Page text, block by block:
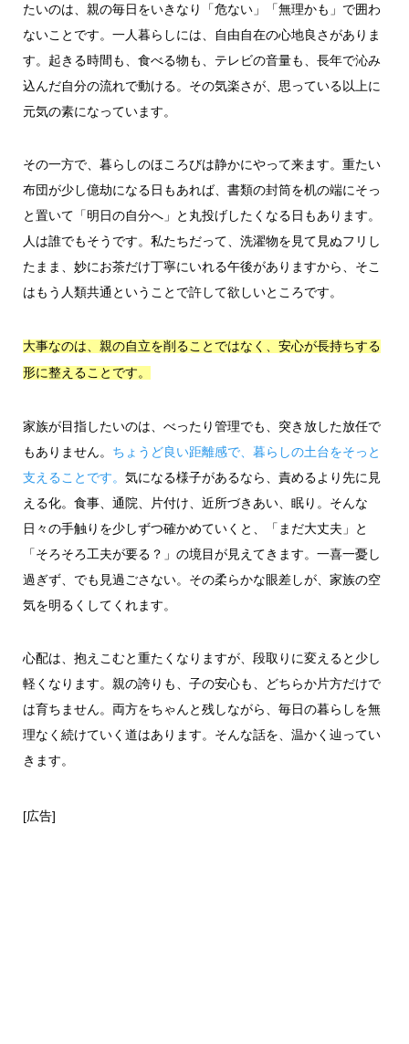
たいのは、親の毎日をいきなり「危ない」「無理かも」で囲わ
ないことです。一人暮らしには、自由自在の心地良さがありま
す。起きる時間も、食べる物も、テレビの音量も、長年で沁み
込んだ自分の流れで動ける。その気楽さが、思っている以上に
元気の素になっています。
その一方で、暮らしのほころびは静かにやって来ます。重たい
布団が少し億劫になる日もあれば、書類の封筒を机の端にそっ
と置いて「明日の自分へ」と丸投げしたくなる日もあります。
人は誰でもそうです。私たちだって、洗濯物を見て見ぬフリし
たまま、妙にお茶だけ丁寧にいれる午後がありますから、そこ
はもう人類共通ということで許して欲しいところです。
大事なのは、親の自立を削ることではなく、安心が長持ちする
形に整えることです。
家族が目指したいのは、べったり管理でも、突き放した放任で
もありません。 ちょうど良い距離感で、暮らしの土台をそっと
支えることです。 気になる様子があるなら、責めるより先に見
える化。食事、通院、片付け、近所づきあい、眠り。そんな
日々の手触りを少しずつ確かめていくと、「まだ大丈夫」と
「そろそろ工夫が要る？」の境目が見えてきます。一喜一憂し
過ぎず、でも見過ごさない。その柔らかな眼差しが、家族の空
気を明るくしてくれます。
心配は、抱えこむと重たくなりますが、段取りに変えると少し
軽くなります。親の誇りも、子の安心も、どちらか片方だけで
は育ちません。両方をちゃんと残しながら、毎日の暮らしを無
理なく続けていく道はあります。そんな話を、温かく辿ってい
きます。
[広告]